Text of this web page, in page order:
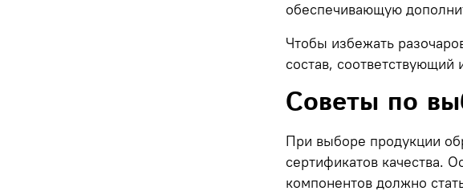
обеспечивающую
Чтобы избежать
состав,
Советы по
При выборе продукции
сертификатов качества.
компонентов должно